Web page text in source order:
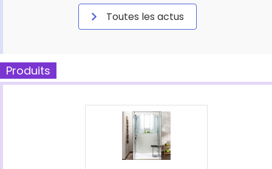
Toutes les actus
Produits